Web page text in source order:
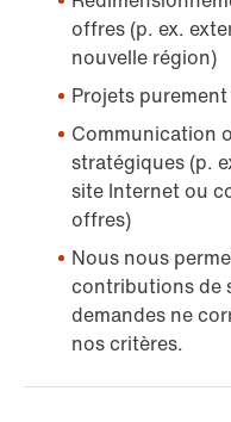
offres (p. ex.
nouvelle région)
Projets
Communication
stratégiques (p.
site Internet ou
offres)
Nous nous
contributions de
demandes ne
nos critères.